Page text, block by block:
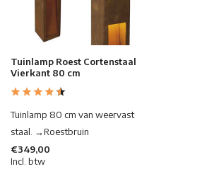
Tuinlamp Roest Cortenstaal
Vierkant 80 cm
Tuinlamp 80 cm van weervast
staal. →Roestbruin
€349,00
Incl. btw